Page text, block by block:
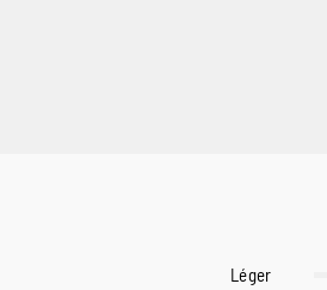
Léger